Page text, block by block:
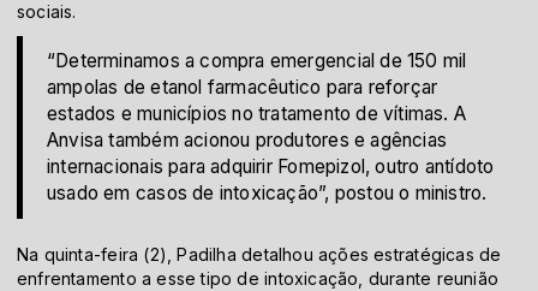
sociais.
“Determinamos a compra emergencial de 150 mil
ampolas de etanol farmacêutico para reforçar
estados e municípios no tratamento de vítimas. A
Anvisa também acionou produtores e agências
internacionais para adquirir Fomepizol, outro antídoto
usado em casos de intoxicação”, postou o ministro.
Na quinta-feira (2), Padilha detalhou ações estratégicas de
enfrentamento a esse tipo de intoxicação, durante reunião